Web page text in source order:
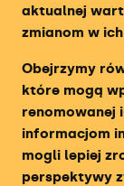
aktualnej
zmianom w
Obejrzymy
które mogą
renomowanej
informacjom
mogli lepiej
perspektywy
Ranking
Ranking
Ranking
Ranking Firm